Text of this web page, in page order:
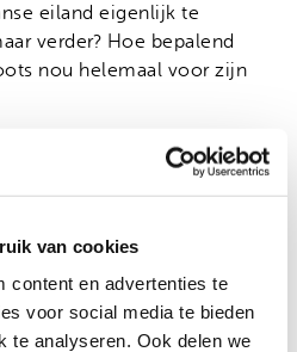
van cookies
content en advertenties te
voor social media te bieden
te analyseren. Ook delen we
eiland eigenlijk te
verder? Hoe bepalend
nou helemaal voor zijn
als Kaapverdiaan.
spelende kinderen.
zijn oorsprong probeert
het laatste inzicht dat hij
opzichten
einde de groque als